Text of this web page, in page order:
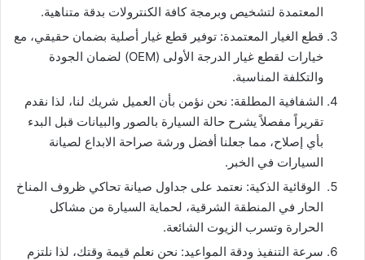
المعتمدة لتشخيص وبرمجة كافة الكنترولات بدقة متناهية.
​قطع الغيار المعتمدة: توفير قطع غيار أصلية بضمان حقيقي، مع
خيارات لقطع غيار الدرجة الأولى (OEM) لضمان الجودة
والتكلفة المناسبة.
​الشفافية المطلقة: نحن نؤمن بأن العميل شريك لنا، لذا نقدم
تقريراً مفصلاً يشرح حالة السيارة بالصور والبيانات قبل البدء
بأي إصلاح، مما جعلنا أفضل ورشة صراحة الابداع لصيانة
السيارات في الخبر.
الوقائية الذكية: نعتمد على جداول صيانة تحاكي ظروف المناخ
الحار في المنطقة الشرقية، لحماية السيارة من مشاكل
الحرارة وتسرب الزيوت الشائعة.
​سرعة التنفيذ ودقة المواعيد: نحن نعلم قيمة وقتك، لذا نلتزم